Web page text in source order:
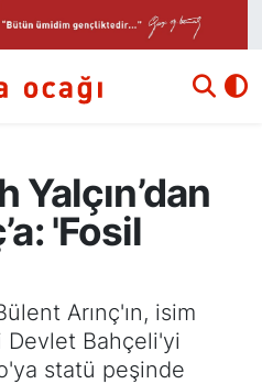
Yalçın’dan
'Fosil
Arınç'ın, isim
Devlet Bahçeli'yi
statü peşinde
ve Fikstür